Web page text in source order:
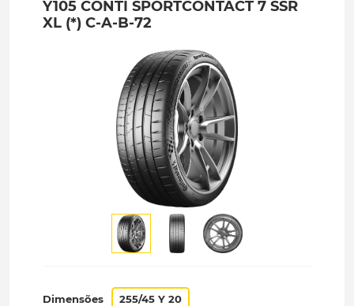
Y105 CONTI SPORTCONTACT 7 SSR
XL (*) C-A-B-72
Dimensões 255/45 Y 20